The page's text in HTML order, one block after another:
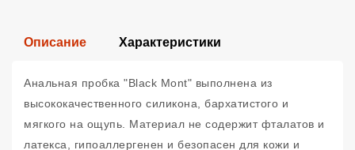
Описание Характеристики
Анальная пробка "Black Mont" выполнена из
высококачественного силикона, бархатистого и
мягкого на ощупь. Материал не содержит фталатов и
латекса, гипоаллергенен и безопасен для кожи и